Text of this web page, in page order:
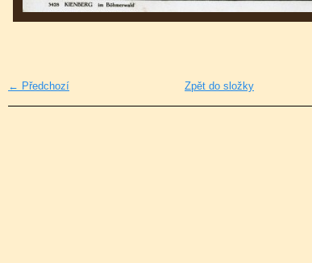
← Předchozí Zpět do složky